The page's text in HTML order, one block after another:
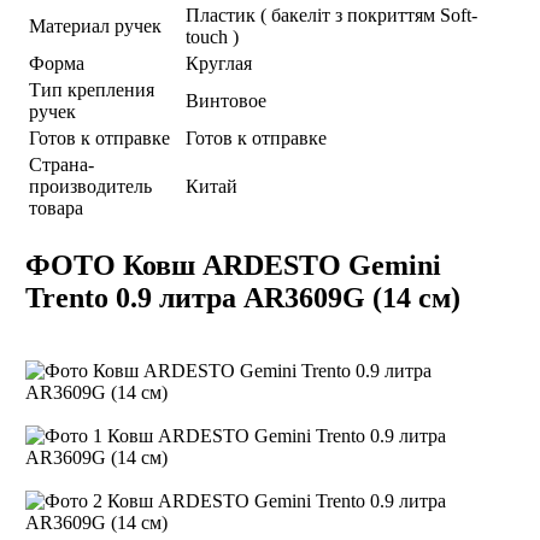
Материал ручек
Пластик ( бакеліт з покриттям Soft-
touch )
Форма
Круглая
Тип крепления
ручек
Винтовое
Готов к отправке
Готов к отправке
Страна-
производитель
товара
Китай
ФОТО Ковш ARDESTO Gemini
Trento 0.9 литра AR3609G (14 см)